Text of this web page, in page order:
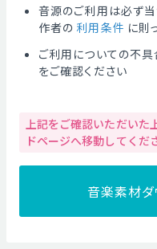
音源のご利用は必ず当
作者の 利用条件 に則
ご利用についての不
をご確認ください
上記をご確認いただいた
ドページへ移動してくだ
音楽素材